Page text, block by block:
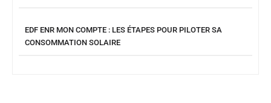
EDF ENR MON COMPTE : LES ÉTAPES POUR PILOTER SA
CONSOMMATION SOLAIRE